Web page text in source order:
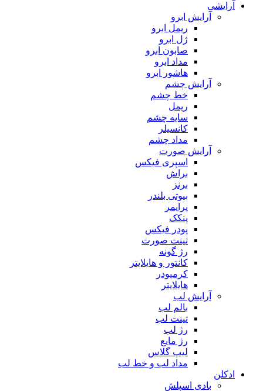
آرایشی
آرایش ابرو
ریمل ابرو
ژل ابرو
صابون ابرو
مداد ابرو
هاشور ابرو
آرایش چشم
خط چشم
ریمل
سایه چشم
کانسیلر
مداد چشم
آرایش صورت
اسپری فیکس
براش
برنز
بیوتی بلندر
پرایمر
پنکک
پودر فیکس
تینت صورت
رژ گونه
کانتور و هایلایتر
کرمپودر
هایلایتر
آرایش لب
بالم لب
تینت لب
رژ لب
رژ مایع
لیپ گلاس
مداد لب و خط لب
ادکلن
بادی اسپلش